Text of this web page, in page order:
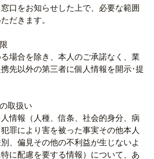
口をお知らせした上で、必要な範囲
だきます。
場合を除き、本人のご承諾なく、業
先以外の第三者に個人情報を開示･提
取扱い
情報（人種、信条、社会的身分、病
罪により害を被った事実その他本人
、偏見その他の不利益が生じないよ
に配慮を要する情報）について、あ